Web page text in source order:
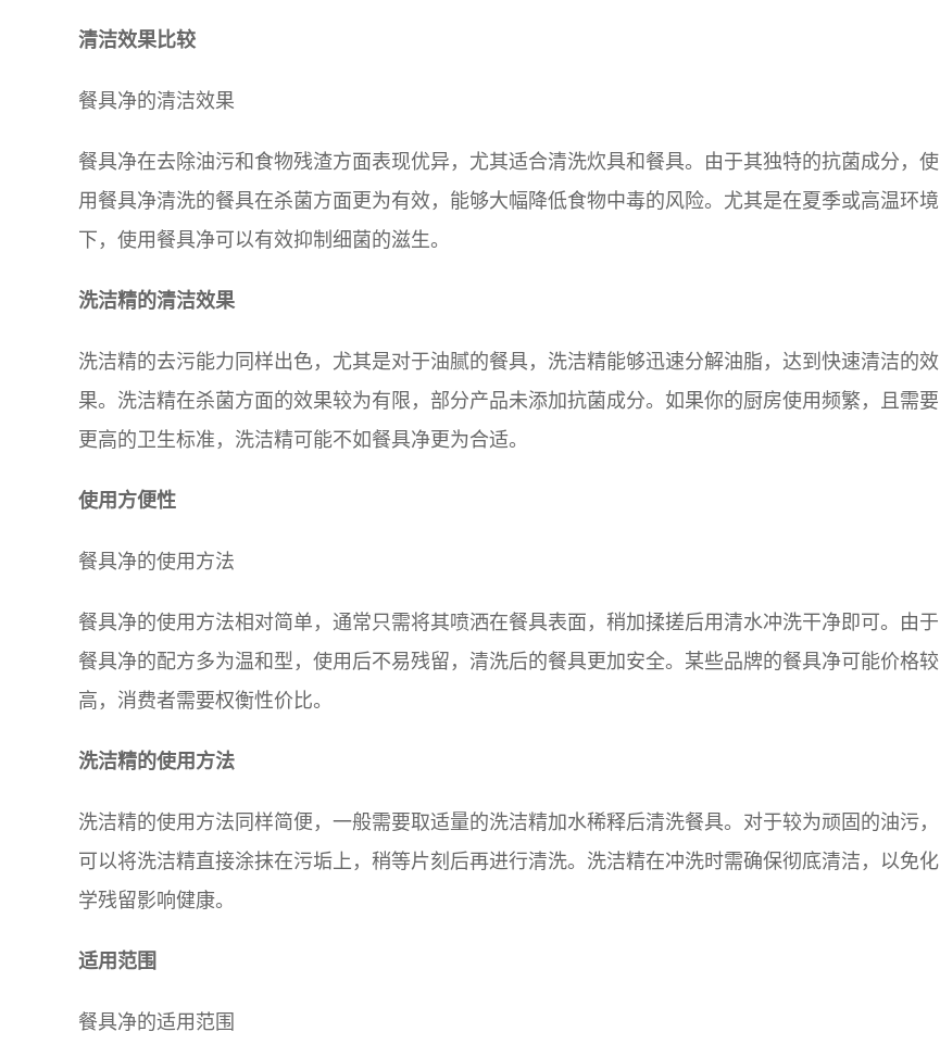
清洁效果比较
餐具净的清洁效果
餐具净在去除油污和食物残渣方面表现优异，尤其适合清洗炊具和餐具。由于其独特的抗菌成分，使
用餐具净清洗的餐具在杀菌方面更为有效，能够大幅降低食物中毒的风险。尤其是在夏季或高温环境
下，使用餐具净可以有效抑制细菌的滋生。
洗洁精的清洁效果
洗洁精的去污能力同样出色，尤其是对于油腻的餐具，洗洁精能够迅速分解油脂，达到快速清洁的效
果。洗洁精在杀菌方面的效果较为有限，部分产品未添加抗菌成分。如果你的厨房使用频繁，且需要
更高的卫生标准，洗洁精可能不如餐具净更为合适。
使用方便性
餐具净的使用方法
餐具净的使用方法相对简单，通常只需将其喷洒在餐具表面，稍加揉搓后用清水冲洗干净即可。由于
餐具净的配方多为温和型，使用后不易残留，清洗后的餐具更加安全。某些品牌的餐具净可能价格较
高，消费者需要权衡性价比。
洗洁精的使用方法
洗洁精的使用方法同样简便，一般需要取适量的洗洁精加水稀释后清洗餐具。对于较为顽固的油污，
可以将洗洁精直接涂抹在污垢上，稍等片刻后再进行清洗。洗洁精在冲洗时需确保彻底清洁，以免化
学残留影响健康。
适用范围
餐具净的适用范围